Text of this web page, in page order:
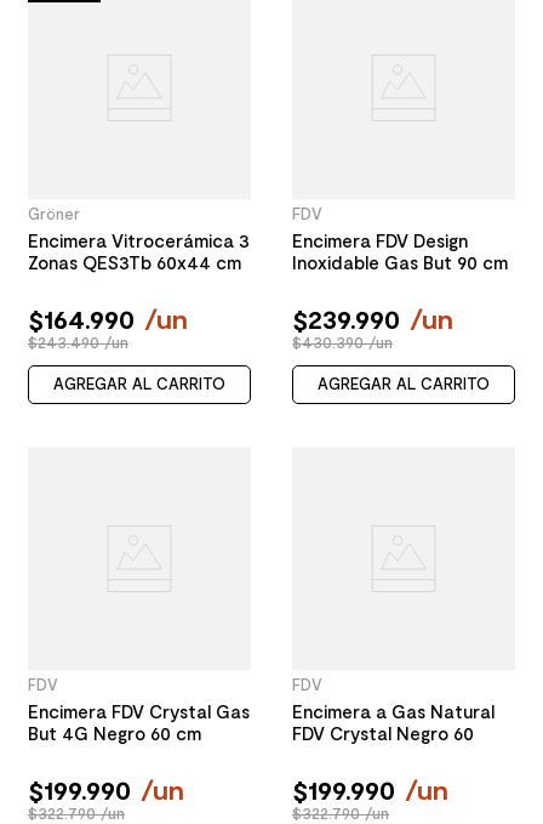
Gröner
Encimera Vitrocerámica 3
Zonas QES3Tb 60x44 cm
$164.990 /un
$243.490 /un
AGREGAR AL CARRITO
FDV
Encimera FDV Design
Inoxidable Gas But 90 cm
$239.990 /un
$430.390 /un
AGREGAR AL CARRITO
FDV
Encimera FDV Crystal Gas
But 4G Negro 60 cm
$199.990 /un
$322.790 /un
FDV
Encimera a Gas Natural
FDV Crystal Negro 60
$199.990 /un
$322.790 /un